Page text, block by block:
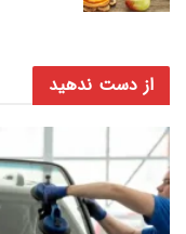
از دست ندهید